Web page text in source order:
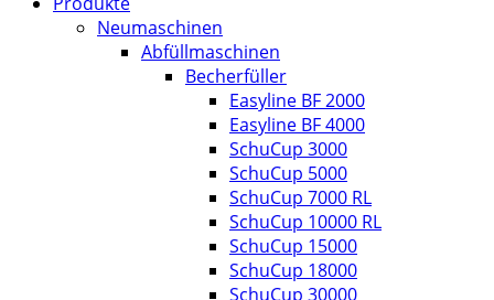
Neumaschinen
Abfüllmaschinen
Becherfüller
Easyline BF 2000
Easyline BF 4000
SchuCup 3000
SchuCup 5000
SchuCup 7000 RL
SchuCup 10000 RL
SchuCup 15000
SchuCup 18000
SchuCup 30000